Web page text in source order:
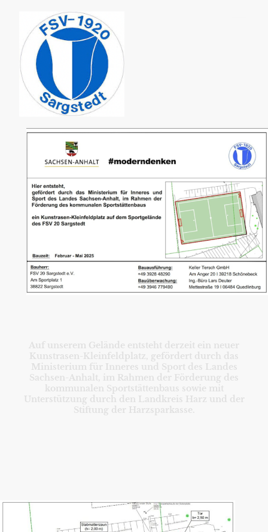
Auf unserem Gelände entsteht derzeit ein neuer
Kunstrasen-Kleinfeldplatz, gefördert durch das
Ministerium für Inneres und Sport des Landes
Sachsen-Anhalt, im Rahmen der Förderung des
kommunalen Sportstättenbaus sowie mit
Unterstützung durch den Landkreis Harz und der
Stiftung der Harzsparkasse.